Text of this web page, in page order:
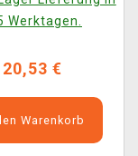
Werktagen.
20,53 €
Warenkorb